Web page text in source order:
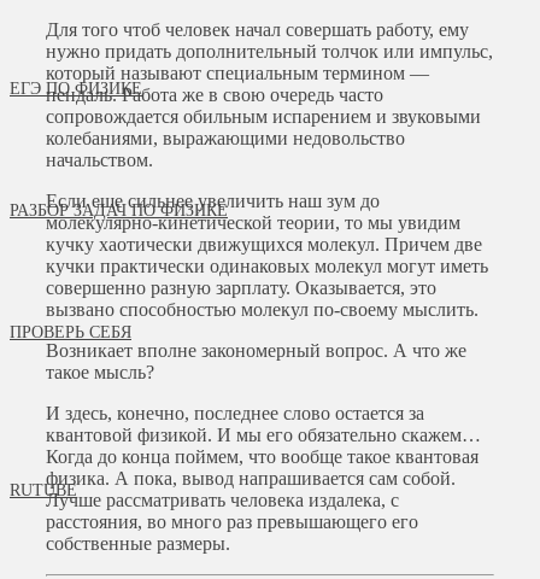
ЕГЭ ПО ФИЗИКЕ
РАЗБОР ЗАДАЧ ПО ФИЗИКЕ
ПРОВЕРЬ СЕБЯ
RUTUBE
Для того чтоб человек начал совершать работу, ему
нужно придать дополнительный толчок или импульс,
который называют специальным термином —
пендаль. Работа же в свою очередь часто
сопровождается обильным испарением и звуковыми
колебаниями, выражающими недовольство
начальством.
Если еще сильнее увеличить наш зум до
молекулярно-кинетической теории, то мы увидим
кучку хаотически движущихся молекул. Причем две
кучки практически одинаковых молекул могут иметь
совершенно разную зарплату. Оказывается, это
вызвано способностью молекул по-своему мыслить.
Возникает вполне закономерный вопрос. А что же
такое мысль?
И здесь, конечно, последнее слово остается за
квантовой физикой. И мы его обязательно скажем…
Когда до конца поймем, что вообще такое квантовая
физика. А пока, вывод напрашивается сам собой.
Лучше рассматривать человека издалека, с
расстояния, во много раз превышающего его
собственные размеры.